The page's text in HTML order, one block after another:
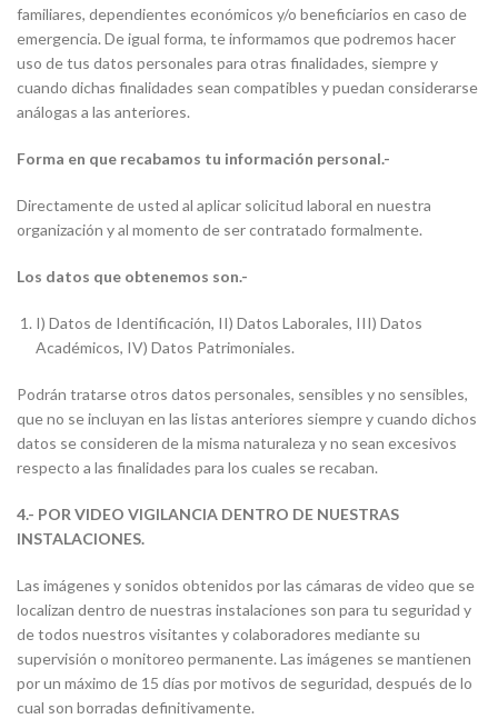
familiares, dependientes económicos y/o beneficiarios en caso de
emergencia. De igual forma, te informamos que podremos hacer
uso de tus datos personales para otras finalidades, siempre y
cuando dichas finalidades sean compatibles y puedan considerarse
análogas a las anteriores.
Forma en que recabamos tu información personal.-
Directamente de usted al aplicar solicitud laboral en nuestra
organización y al momento de ser contratado formalmente.
Los datos que obtenemos son.-
I) Datos de Identificación, II) Datos Laborales, III) Datos
Académicos, IV) Datos Patrimoniales.
Podrán tratarse otros datos personales, sensibles y no sensibles,
que no se incluyan en las listas anteriores siempre y cuando dichos
datos se consideren de la misma naturaleza y no sean excesivos
respecto a las finalidades para los cuales se recaban.
4.- POR VIDEO VIGILANCIA DENTRO DE NUESTRAS
INSTALACIONES.
Las imágenes y sonidos obtenidos por las cámaras de video que se
localizan dentro de nuestras instalaciones son para tu seguridad y
de todos nuestros visitantes y colaboradores mediante su
supervisión o monitoreo permanente. Las imágenes se mantienen
por un máximo de 15 días por motivos de seguridad, después de lo
cual son borradas definitivamente.